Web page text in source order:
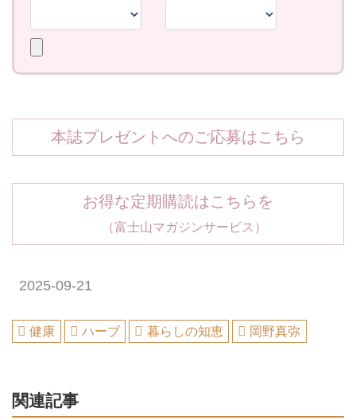
本誌プレゼントへのご応募はこちら
お得な定期購読はこちらを
（富士山マガジンサービス）
2025-09-21
健康 ハーブ 暮らしの知恵 岡野真弥
関連記事